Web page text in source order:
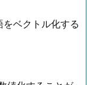
ベクトル化する